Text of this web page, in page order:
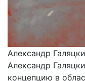
Александр
Александр
концепцию в